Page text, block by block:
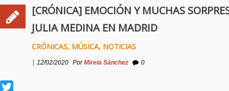
[CRÓNICA] EMOCIÓN Y MUCHAS
JULIA MEDINA EN MADRID
CRÓNICAS, MÚSICA, NOTICIAS
| 12/02/2020 PorMireia Sánchez 0